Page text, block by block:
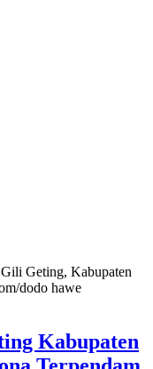
Geting, Kabupaten
dodo hawe
Kabupaten